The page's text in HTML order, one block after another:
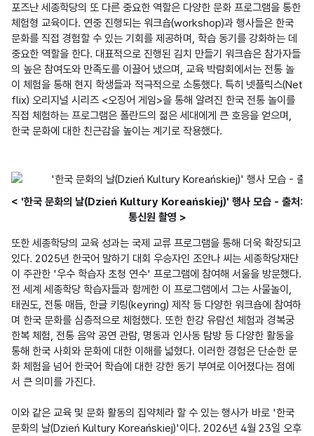
포즈난 세종학당의 또 다른 중요한 역할은 다양한 문화 프로그램을 통한
체험형 교육이다. 연중 진행되는 워크숍(workshop)과 행사들은 한국
문화를 직접 경험할 수 있는 기회를 제공하며, 학습 동기를 강화하는 데
중요한 역할을 한다. 대표적으로 진행된 김치 만들기 워크숍은 참가자들
의 높은 참여도와 만족도를 이끌어 냈으며, 교육 박람회에서는 전통 놀
이 체험을 통해 현지 학생들과 적극적으로 소통했다. 특히 넷플릭스(Net
flix) 오리지널 시리즈 <오징어 게임>을 통해 알려진 한국 전통 놀이를
직접 체험하는 프로그램은 폴란드의 젊은 세대에게 큰 호응을 얻으며,
한국 문화에 대한 친근감을 높이는 계기로 작용했다.
< '한국 문화의 날(Dzień Kultury Koreańskiej)' 행사 모습 - 출처:
통신원 촬영 >
또한 세종학당의 교육 성과는 국제 교류 프로그램을 통해 더욱 확장되고
있다. 2025년 한국어 말하기 대회 우승자인 조안나 씨는 세종학당재단
이 주관한 '우수 학습자 초청 연수' 프로그램에 참여해 서울을 방문했다.
전 세계 세종학당 학습자들과 함께한 이 프로그램에서 그는 사물놀이,
태권도, 전통 매듭, 한글 키링(keyring) 제작 등 다양한 워크숍에 참여하
며 한국 문화를 심층적으로 체험했다. 또한 한강 유람선 체험과 경복궁
한복 체험, 전통 음악 공연 관람, 명동과 인사동 탐방 등 다양한 활동을
통해 한국 사회와 문화에 대한 이해를 넓혔다. 이러한 경험은 단순한 문
화 체험을 넘어 한국어 학습에 대한 강한 동기 부여로 이어졌다는 점에
서 큰 의미를 가진다.
이와 같은 교육 및 문화 활동의 집약체라 할 수 있는 행사가 바로 '한국
문화의 날(Dzień Kultury Koreańskiej)'이다. 2026년 4월 23일 오후